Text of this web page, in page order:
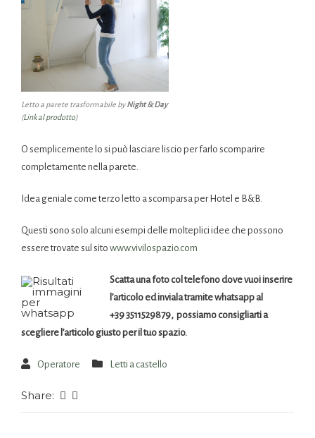
Letto a parete trasformabile byNight & Day
(Link al prodotto)
O semplicemente lo si può lasciare liscio per farlo scomparire
completamente nella parete.
Idea geniale come terzo letto a scomparsa per Hotel e B&B.
Questi sono solo alcuni esempi delle molteplici idee che possono
essere trovate sul sito www.vivilospazio.com
Scatta una foto col telefono dove vuoi inserire
l’articolo ed inviala tramite whatsapp al
+39 3511529879, possiamo consigliarti a
scegliere l’articolo giusto per il tuo spazio.
Operatore Letti a castello
Share: